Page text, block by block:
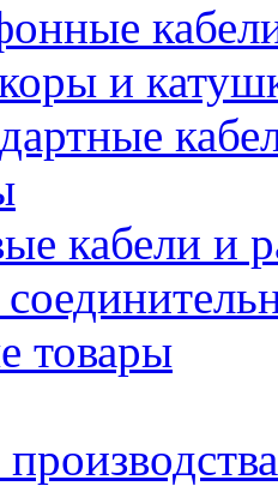
и
кабели и
товары